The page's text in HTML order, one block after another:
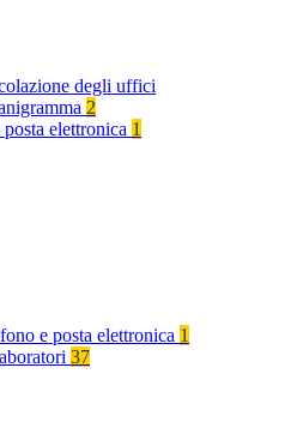
degli uffici
2
elettronica 1
e posta elettronica 1
37